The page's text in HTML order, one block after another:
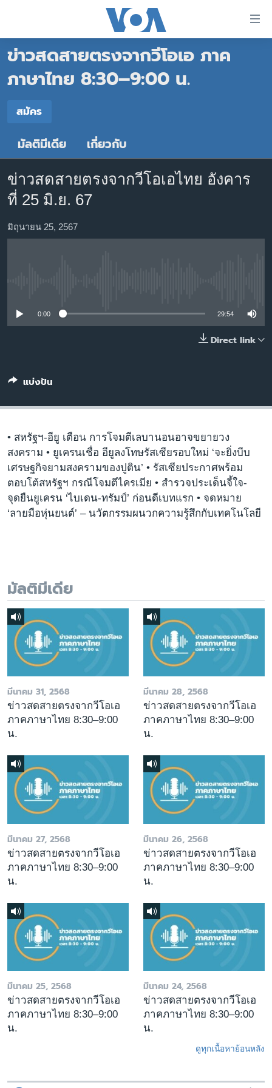
ต่อ
ไป
หลัก
หน้า
หลัก
ข้าม
ไป
การ
หน้าหลัก
โลก
เอเชีย
ไทย
ธุรกิจ
วิทยาศาสตร์
ไลฟ์สไตล์
ข่าวสดสายตรงจากวีโอเอ ภาค
ภาษาไทย 8:30–9:00 น.
สมัคร
สมัคร
มัลติมีเดีย เกี่ยวกับ
ข่าวสดสายตรงจากวีโอเอไทย อังคาร
ที่ 25 มิ.ย. 67
มิถุนายน 25, 2567
0:00 29:54
Direct link
แบ่งปัน
• สหรัฐฯ-อียู เตือน การโจมตีเลบานอนอาจขยายวง
สงคราม • ยูเครนเชื่อ อียูลงโทษรัสเซียรอบใหม่ ‘จะยิ่งบีบ
เศรษฐกิจยามสงครามของปูติน’ • รัสเซียประกาศพร้อม
ตอบโต้สหรัฐฯ กรณีโจมตีไครเมีย • สำรวจประเด็นจี้ใจ-
จุดยืนยูเครน ‘ไบเดน-ทรัมป์’ ก่อนดีเบทแรก • จดหมาย
‘ลายมือหุ่นยนต์’ – นวัตกรรมผนวกความรู้สึกกับเทคโนโลยี
มัลติมีเดีย
มีนาคม 31, 2568
ข่าวสดสายตรงจากวีโอเอ
ภาคภาษาไทย 8:30–9:00
น.
มีนาคม 28, 2568
ข่าวสดสายตรงจากวีโอเอ
ภาคภาษาไทย 8:30–9:00
น.
มีนาคม 27, 2568
ข่าวสดสายตรงจากวีโอเอ
ภาคภาษาไทย 8:30–9:00
น.
มีนาคม 26, 2568
ข่าวสดสายตรงจากวีโอเอ
ภาคภาษาไทย 8:30–9:00
น.
มีนาคม 25, 2568
ข่าวสดสายตรงจากวีโอเอ
ภาคภาษาไทย 8:30–9:00
น.
มีนาคม 24, 2568
ข่าวสดสายตรงจากวีโอเอ
ภาคภาษาไทย 8:30–9:00
น.
ดูทุกเนื้อหาย้อนหลัง